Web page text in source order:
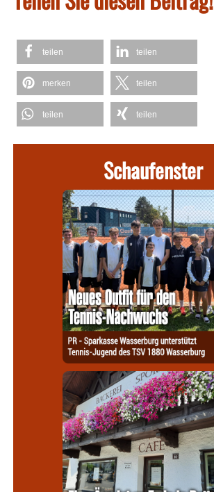
teilen teilen
merken teilen
teilen teilen
Schaufenster